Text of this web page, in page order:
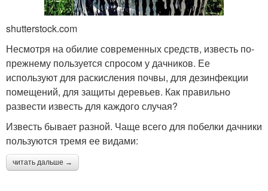
shutterstock.com
Несмотря на обилие современных средств, известь по-
прежнему пользуется спросом у дачников. Ее
используют для раскисления почвы, для дезинфекции
помещений, для защиты деревьев. Как правильно
развести известь для каждого случая?
Известь бывает разной. Чаще всего для побелки дачники
пользуются тремя ее видами:
читать дальше →